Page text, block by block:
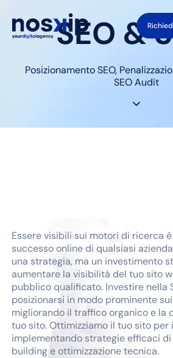
SEO &
Posizionamento SEO,
SEO Audit
Essere visibili sui motori di ricerca
successo online di qualsiasi
una strategia, ma un investimento
aumentare la visibilità del tuo sito
pubblico qualificato. Investire nella
posizionarsi in modo prominente
migliorando il traffico organico e la
tuo sito. Ottimizziamo il tuo sito per
implementando strategie efficaci di
building e ottimizzazione tecnica.